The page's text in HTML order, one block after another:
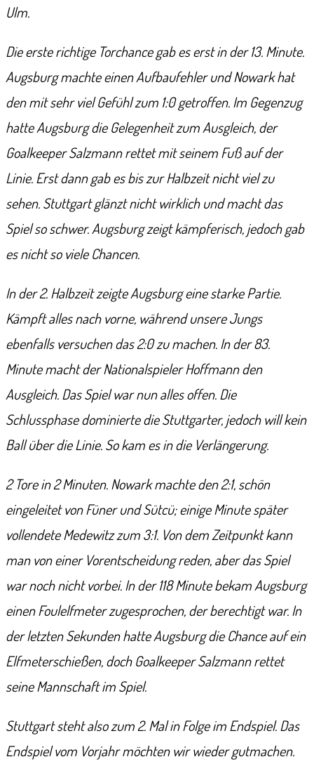
Ulm.
Die erste richtige Torchance gab es erst in der 13. Minute.
Augsburg machte einen Aufbaufehler und Nowark hat
den mit sehr viel Gefühl zum 1:0 getroffen. Im Gegenzug
hatte Augsburg die Gelegenheit zum Ausgleich, der
Goalkeeper Salzmann rettet mit seinem Fuß auf der
Linie. Erst dann gab es bis zur Halbzeit nicht viel zu
sehen. Stuttgart glänzt nicht wirklich und macht das
Spiel so schwer. Augsburg zeigt kämpferisch, jedoch gab
es nicht so viele Chancen.
In der 2. Halbzeit zeigte Augsburg eine starke Partie.
Kämpft alles nach vorne, während unsere Jungs
ebenfalls versuchen das 2:0 zu machen. In der 83.
Minute macht der Nationalspieler Hoffmann den
Ausgleich. Das Spiel war nun alles offen. Die
Schlussphase dominierte die Stuttgarter, jedoch will kein
Ball über die Linie. So kam es in die Verlängerung.
2 Tore in 2 Minuten. Nowark machte den 2:1, schön
eingeleitet von Füner und Sütcü; einige Minute später
vollendete Medewitz zum 3:1. Von dem Zeitpunkt kann
man von einer Vorentscheidung reden, aber das Spiel
war noch nicht vorbei. In der 118 Minute bekam Augsburg
einen Foulelfmeter zugesprochen, der berechtigt war. In
der letzten Sekunden hatte Augsburg die Chance auf ein
Elfmeterschießen, doch Goalkeeper Salzmann rettet
seine Mannschaft im Spiel.
Stuttgart steht also zum 2. Mal in Folge im Endspiel. Das
Endspiel vom Vorjahr möchten wir wieder gutmachen.